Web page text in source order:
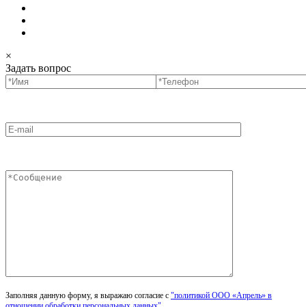
×
Задать вопрос
Заполняя данную форму, я выражаю согласие с "политикой ООО «Апрель» в